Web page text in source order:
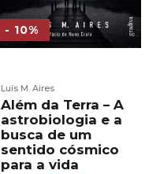
- 10%
Luís M. Aires
Além da Terra – A
astrobiologia e a
busca de um
sentido cósmico
para a vida